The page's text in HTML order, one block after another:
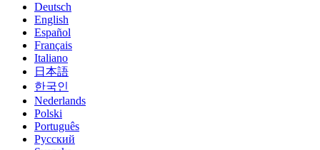
Deutsch
English
Español
Français
Italiano
日本語
한국인
Nederlands
Polski
Português
Pусский